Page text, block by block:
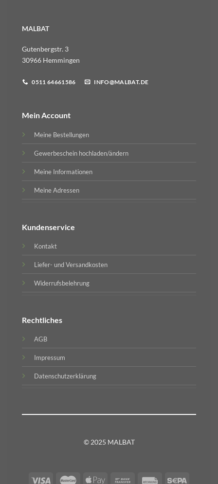
MALBAT
Gutenbergstr. 3
30966 Hemmingen
0511 64661586 INFO@MALBAT.DE
Mein Account
Meine Bestellungen
Gewerbeschein hochladen/ändern
Meine Informationen
Meine Adressen
Kundenservice
Kontakt
Liefer- und Versandkosten
Widerrufsbelehrung
Rechtliches
AGB
Impressum
Datenschutzerklärung
© 2025 MALBAT